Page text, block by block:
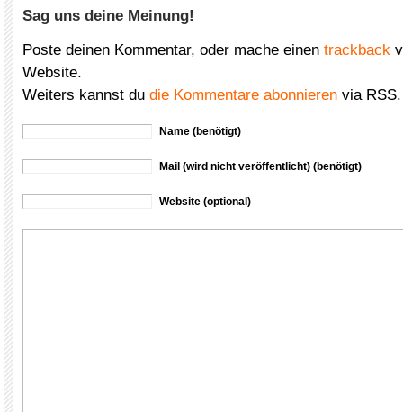
Sag uns deine Meinung!
Poste deinen Kommentar, oder mache einen trackback
Website.
Weiters kannst du die Kommentare abonnieren via RSS.
Name (benötigt)
Mail (wird nicht veröffentlicht) (benötigt)
Website (optional)